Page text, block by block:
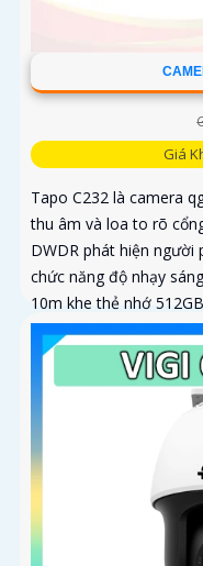
Giá
Tapo C232 là camera
thu âm và loa to rõ
DWDR phát hiện người
chức năng độ nhạy
10m khe thẻ nhớ
kiện thiếu sáng